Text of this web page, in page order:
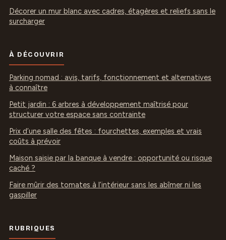
Décorer un mur blanc avec cadres, étagères et reliefs sans le
surcharger
À DÉCOUVRIR
Parking nomad : avis, tarifs, fonctionnement et alternatives
à connaître
Petit jardin : 6 arbres à développement maîtrisé pour
structurer votre espace sans contrainte
Prix d’une salle des fêtes : fourchettes, exemples et vrais
coûts à prévoir
Maison saisie par la banque à vendre : opportunité ou risque
caché ?
Faire mûrir des tomates à l’intérieur sans les abîmer ni les
gaspiller
RUBRIQUES